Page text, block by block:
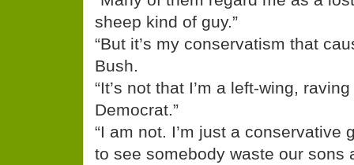
sheep kind of guy.”
“But it’s my conservatism that
Bush.
“It’s not that I’m a left-wing,
Democrat.”
“I am not. I’m just a conservative
to see somebody waste our sons